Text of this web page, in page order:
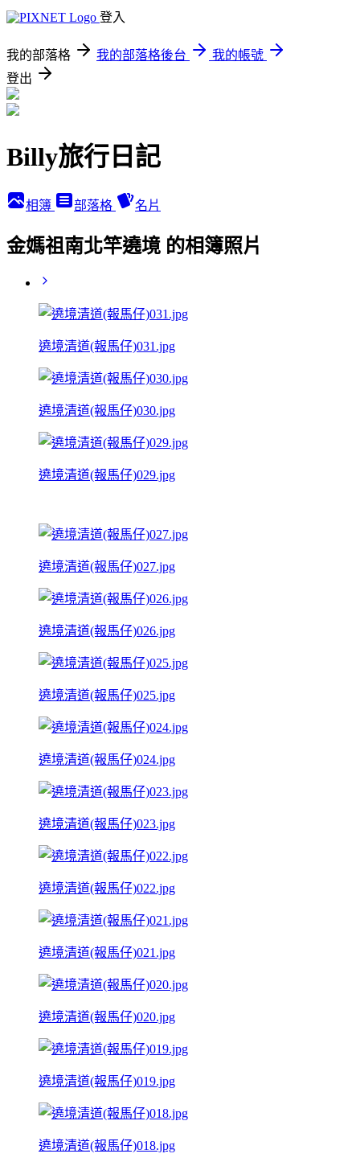
登入
我的部落格 我的部落格後台
我的帳號
登出
Billy旅行日記
相簿 部落格 名片
金媽祖南北竿遶境 的相簿照片
遶境清道(報馬仔)031.jpg
遶境清道(報馬仔)030.jpg
遶境清道(報馬仔)029.jpg
遶境清道(報馬仔)027.jpg
遶境清道(報馬仔)026.jpg
遶境清道(報馬仔)025.jpg
遶境清道(報馬仔)024.jpg
遶境清道(報馬仔)023.jpg
遶境清道(報馬仔)022.jpg
遶境清道(報馬仔)021.jpg
遶境清道(報馬仔)020.jpg
遶境清道(報馬仔)019.jpg
遶境清道(報馬仔)018.jpg